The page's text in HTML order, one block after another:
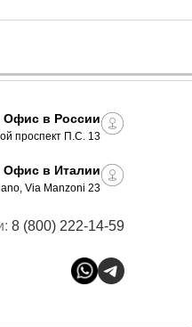
Офис в России
проспект П.С. 13
Офис в Италии
Via Manzoni 23
8 (800) 222-14-59